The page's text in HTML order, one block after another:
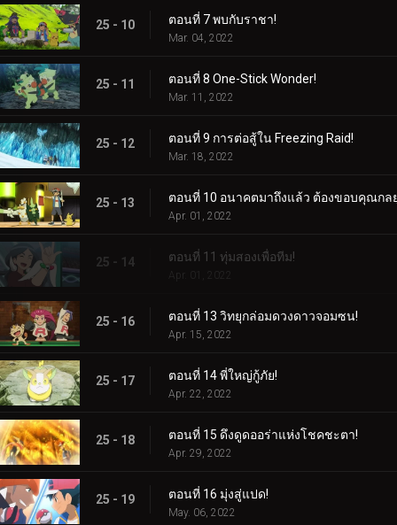
25 - 10 ตอนที่ 7 พบกับราชา!
Mar. 04, 2022
25 - 11 ตอนที่ 8 One-Stick Wonder!
Mar. 11, 2022
25 - 12 ตอนที่ 9 การต่อสู้ใน Freezing Raid!
Mar. 18, 2022
25 - 13 ตอนที่ 10 อนาคตมาถึงแล้ว ต้องขอบคุณกล
Apr. 01, 2022
25 - 14 ตอนที่ 11 ทุ่มสองเพื่อทีม!
Apr. 01, 2022
25 - 16 ตอนที่ 13 วิทยุกล่อมดวงดาวจอมซน!
Apr. 15, 2022
25 - 17 ตอนที่ 14 พี่ใหญ่กู้ภัย!
Apr. 22, 2022
25 - 18 ตอนที่ 15 ดึงดูดออร่าแห่งโชคชะตา!
Apr. 29, 2022
25 - 19 ตอนที่ 16 มุ่งสู่แปด!
May. 06, 2022